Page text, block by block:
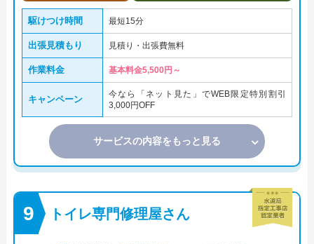
駆けつけ時間 最短15分
出張見積もり 見積り・出張費無料
作業料金 基本料金5,500円～
キャンペーン
今なら「ネット見た」でWEB限定特別割引
3,000円OFF
サービスの内容をもっと見る
トイレ専門修理屋さん